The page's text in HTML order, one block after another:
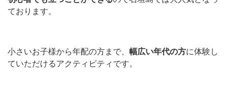
ております。
小さいお子様から年配の方まで、 幅広い年代の方に体験し
ていただけるアクティビティです。